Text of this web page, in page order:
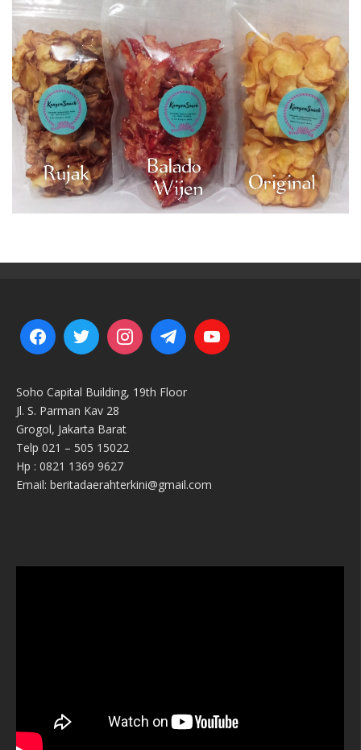
Soho Capital Building, 19th Floor
Jl. S. Parman Kav 28
Grogol, Jakarta Barat
Telp 021 – 505 15022
Hp : 0821 1369 9627
Email: beritadaerahterkini@gmail.com